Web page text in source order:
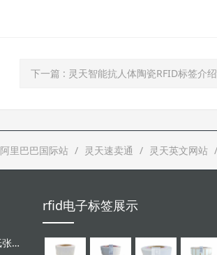
下一篇 : 灵天智能抗人体陶瓷RFID标签介绍
阿里巴巴国际站 灵天速卖通 灵天英文网站
LT-ZM2R/3R超高频RFID打印机纸张和碳带安装视频
rfid电子标签展示